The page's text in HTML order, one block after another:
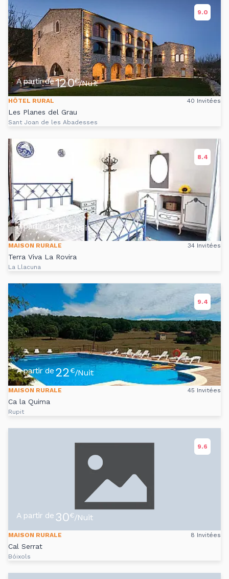
9.0
A partir de120€/Nuit
HÔTEL RURAL 40 Invitées
Les Planes del Grau
Sant Joan de les Abadesses
8.4
A partir de17€/Nuit
MAISON RURALE 34 Invitées
Terra Viva La Rovira
La Llacuna
9.4
A partir de22€/Nuit
MAISON RURALE 45 Invitées
Ca la Quima
Rupit
9.6
A partir de 30€/Nuit
MAISON RURALE 8 Invitées
Cal Serrat
Bóixols